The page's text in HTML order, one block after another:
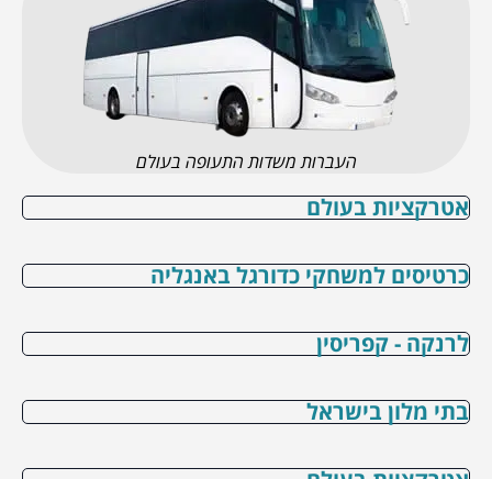
העברות משדות התעופה בעולם
אטרקציות בעולם
כרטיסים למשחקי כדורגל באנגליה
לרנקה - קפריסין
בתי מלון בישראל